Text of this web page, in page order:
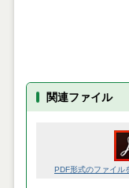
関連ファイル
PDF形式のファイル